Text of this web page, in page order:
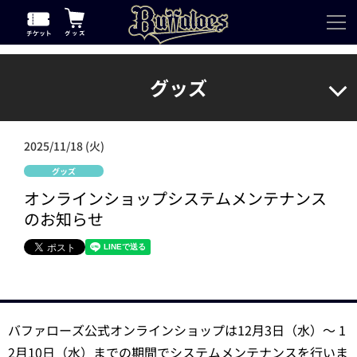
グッズ
2025/11/18 (火)
グッズ
オンラインショップシステムメンテナンス
のお知らせ
バファローズ公式オンラインショップは12月3日（水）～ 1
2月10日（水）までの期間でシステムメンテナンスを行いま